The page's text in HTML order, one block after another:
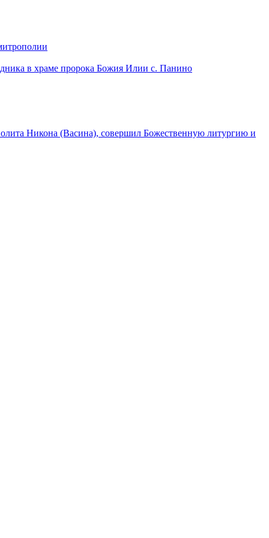
в храме пророка Божия Илии с. Панино
Никона (Васина), совершил Божественную литургию и